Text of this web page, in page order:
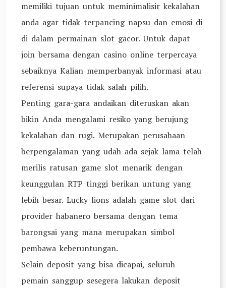
memiliki tujuan untuk meminimalisir kekalahan
anda agar tidak terpancing napsu dan emosi di
di dalam permainan slot gacor. Untuk dapat
join bersama dengan casino online terpercaya
sebaiknya Kalian memperbanyak informasi atau
referensi supaya tidak salah pilih.
Penting gara-gara andaikan diteruskan akan
bikin Anda mengalami resiko yang berujung
kekalahan dan rugi. Merupakan perusahaan
berpengalaman yang udah ada sejak lama telah
merilis ratusan game slot menarik dengan
keunggulan RTP tinggi berikan untung yang
lebih besar. Lucky lions adalah game slot dari
provider habanero bersama dengan tema
barongsai yang mana merupakan simbol
pembawa keberuntungan.
Selain deposit yang bisa dicapai, seluruh
pemain sanggup sesegera lakukan deposit